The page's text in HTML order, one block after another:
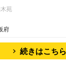
苑
府
続きはこちら